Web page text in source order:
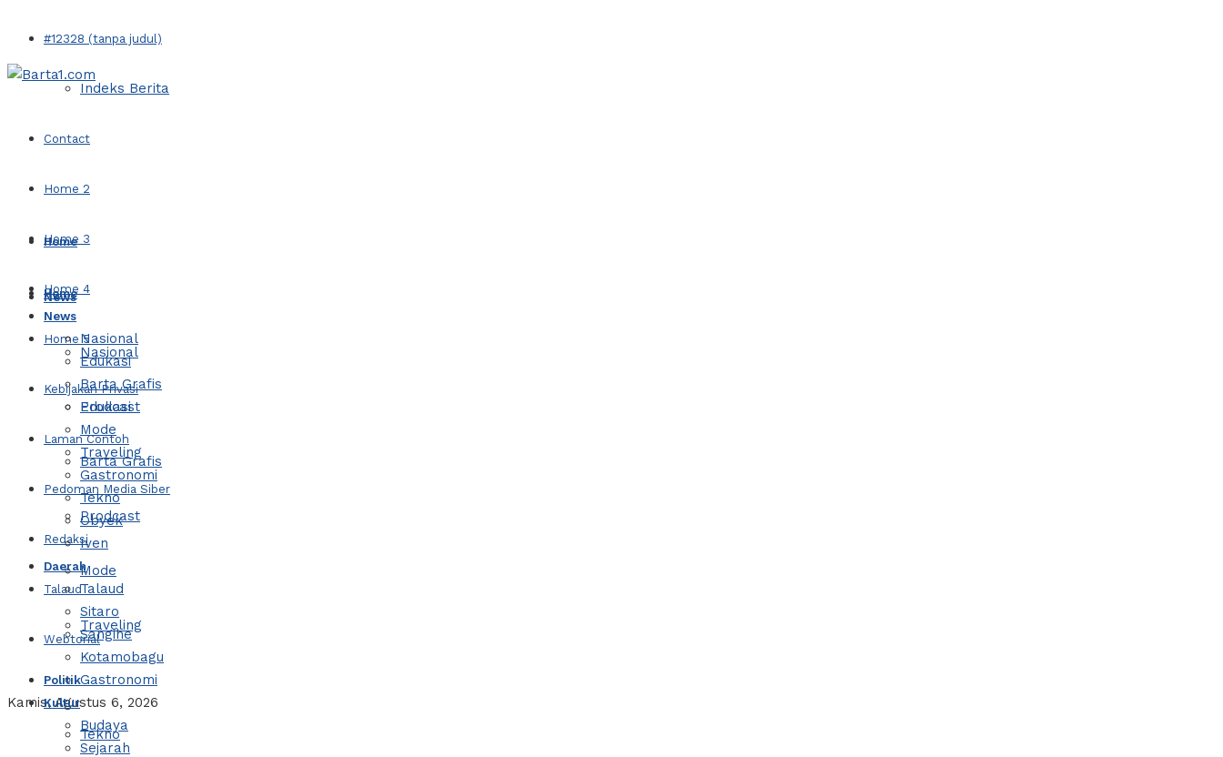
#12328 (tanpa judul)
Indeks Berita
Contact
Home 2
Home 3
Home 4
Home 5
Kebijakan Privasi
Laman Contoh
Pedoman Media Siber
Redaksi
Talaud
Webtorial
Kamis, Agustus 6, 2026
Home
News
Nasional
Edukasi
Barta Grafis
Prodcast
Mode
Traveling
Gastronomi
Tekno
Home
News
Nasional
Edukasi
Barta Grafis
Prodcast
Mode
Traveling
Gastronomi
Tekno
Obyek
Iven
Daerah
Talaud
Sitaro
Sangihe
Kotamobagu
Politik
Kultur
Budaya
Sejarah